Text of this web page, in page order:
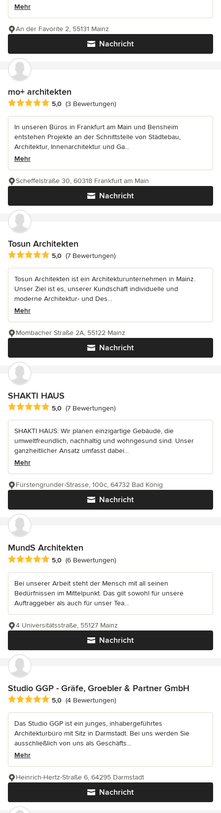
Mehr
Nachricht
An der Favorite 2, 55131 Mainz
mo+ architekten
Durchschnittliche Bewertung: 5 von 5 Sternen
5,0 (3 Bewertungen)
In unseren Büros in Frankfurt am Main und Bensheim
entstehen Projekte an der Schnittstelle von Städtebau,
Architektur, Innenarchitektur und Ga...
Mehr
Nachricht
Scheffelstraße 30, 60318 Frankfurt am Main
Tosun Architekten
Durchschnittliche Bewertung: 5 von 5 Sternen
5,0 (7 Bewertungen)
Tosun Architekten ist ein Architekturunternehmen in Mainz.
Unser Ziel ist es, unserer Kundschaft individuelle und
moderne Architektur- und Des...
Mehr
Nachricht
Mombacher Straße 2A, 55122 Mainz
SHAKTI HAUS
Durchschnittliche Bewertung: 5 von 5 Sternen
5,0 (7 Bewertungen)
SHAKTI HAUS: Wir planen einzigartige Gebäude, die
umweltfreundlich, nachhaltig und wohngesund sind. Unser
ganzheitlicher Ansatz umfasst dabei...
Mehr
Nachricht
Fürstengrunder-Strasse, 100c, 64732 Bad König
MundS Architekten
Durchschnittliche Bewertung: 5 von 5 Sternen
5,0 (6 Bewertungen)
Bei unserer Arbeit steht der Mensch mit all seinen
Bedürfnissen im Mittelpunkt. Das gilt sowohl für unsere
Auftraggeber als auch für unser Tea...
Nachricht
4 Universitätsstraße, 55127 Mainz
Studio GGP - Gräfe, Groebler & Partner GmbH
Durchschnittliche Bewertung: 5 von 5 Sternen
5,0 (4 Bewertungen)
Das Studio GGP ist ein junges, inhabergeführtes
Architekturbüro mit Sitz in Darmstadt. Bei uns werden Sie
ausschließlich von uns als Geschäfts...
Mehr
Nachricht
Heinrich-Hertz-Straße 6, 64295 Darmstadt